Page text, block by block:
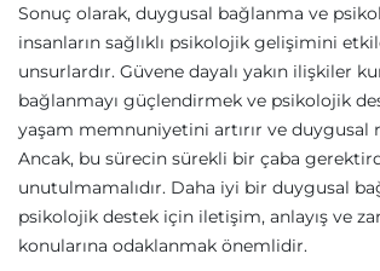
Sonuç olarak, duygusal bağlanma ve
insanların sağlıklı psikolojik gelişimini
unsurlardır. Güvene dayalı yakın ilişkiler
bağlanmayı güçlendirmek ve psikolojik
yaşam memnuniyetini artırır ve duygusal
Ancak, bu sürecin sürekli bir çaba
unutulmamalıdır. Daha iyi bir duygusal
psikolojik destek için iletişim, anlayış ve
konularına odaklanmak önemlidir.